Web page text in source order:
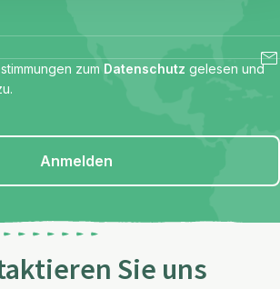
zum Datenschutz gelesen und
Anmelden
Sie uns